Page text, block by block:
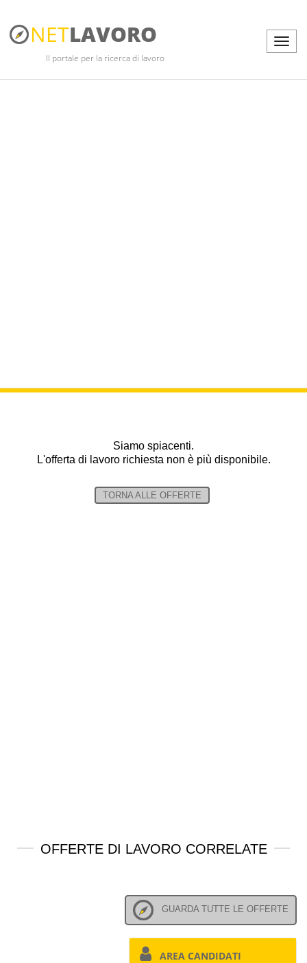
NETLAVORO
Il portale per la ricerca di lavoro
Siamo spiacenti.
L'offerta di lavoro richiesta non è più disponibile.
TORNA ALLE OFFERTE
OFFERTE DI LAVORO CORRELATE
GUARDA TUTTE LE OFFERTE
AREA CANDIDATI